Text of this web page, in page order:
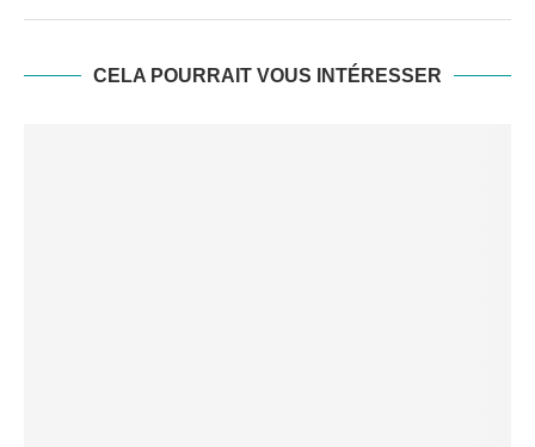
CELA POURRAIT VOUS INTÉRESSER